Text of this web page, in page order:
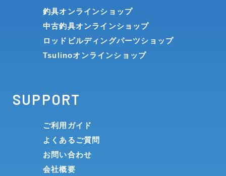
釣具オンラインショップ
中古釣具オンラインショップ
ロッドビルディングパーツショップ
Tsulinoオンラインショップ
SUPPORT
ご利用ガイド
よくあるご質問
お問い合わせ
会社概要